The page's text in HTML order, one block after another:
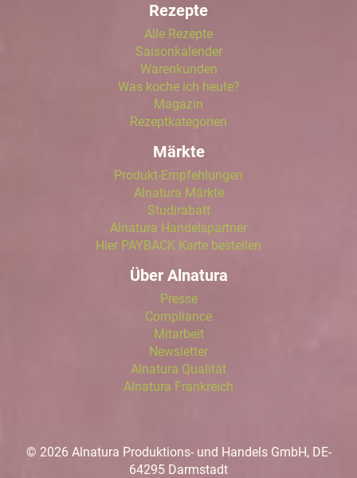
Rezepte
Alle Rezepte
Saisonkalender
Warenkunden
Was koche ich heute?
Magazin
Rezeptkategorien
Märkte
Produkt-Empfehlungen
Alnatura Märkte
Studirabatt
Alnatura Handelspartner
Hier PAYBACK Karte bestellen
Über Alnatura
Presse
Compliance
Mitarbeit
Newsletter
Alnatura Qualität
Alnatura Frankreich
© 2026 Alnatura Produktions- und Handels GmbH, DE-
64295 Darmstadt